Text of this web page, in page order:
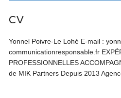
CV
Yonnel Poivre-Le Lohé E-mail :
communicationresponsable.fr
PROFESSIONNELLES
de MIK Partners Depuis 2013